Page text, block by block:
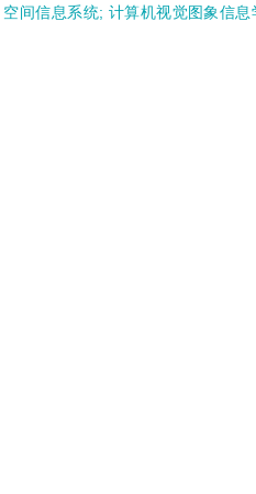
空间信息系统; 计算机视觉图象信息